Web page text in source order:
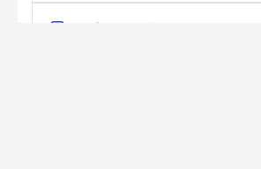
Accès en voiture